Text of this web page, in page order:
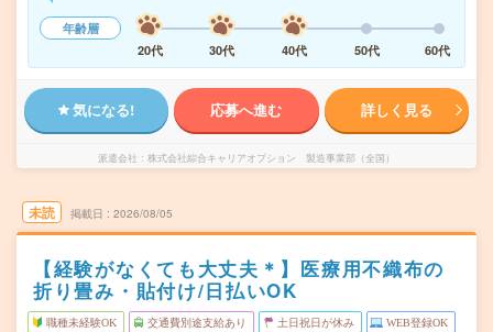
年齢層
20代
30代 40代 50代 60代
気になる! 応募へ進む 詳しく見る
派遣会社 株式会社綜合キャリアオプション 製造事業部（全国）
未読 掲載日 2026/08/05
【経験がなくても大丈夫＊】医療用不織布の
折り畳み・貼付け/日払いOK
職種未経験OK 交通費別途支給あり 土日祝日が休み WEB登録OK